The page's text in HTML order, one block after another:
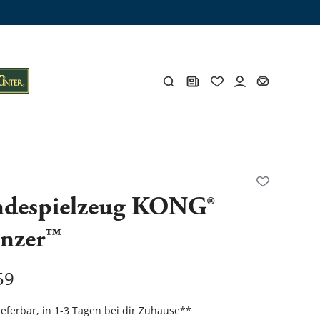
KONG®
in 1-3 Tagen bei dir Zuhause**